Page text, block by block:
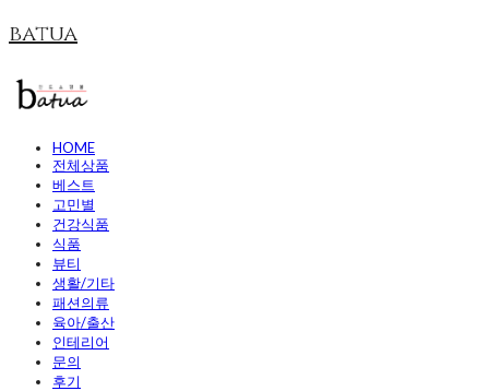
batua
HOME
전체상품
베스트
고민별
건강식품
식품
뷰티
생활/기타
패션의류
육아/출산
인테리어
문의
후기